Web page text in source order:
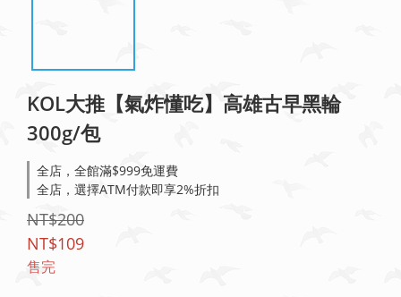
KOL大推【氣炸懂吃】高雄古早黑輪
300g/包
全店，全館滿$999免運費
全店，選擇ATM付款即享2%折扣
NT$200
NT$109
售完